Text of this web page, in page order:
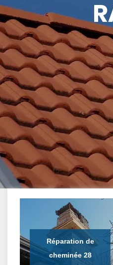
Réparation de
cheminée 28